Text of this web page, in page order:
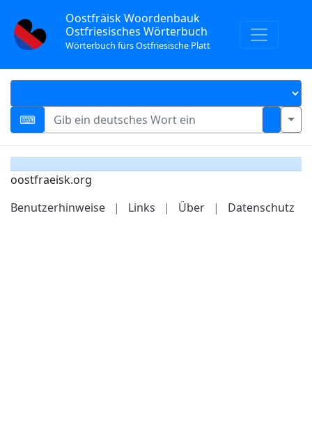
Oostfräisk Woordenbauk
Ostfriesisches Wörterbuch
Wörterbuch fürs Ostfriesische Platt
oostfraeisk.org
Benutzerhinweise
| Links | Über | Datenschutz